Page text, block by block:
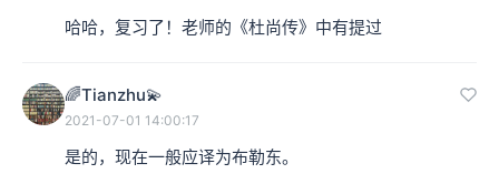
哈哈，复习了！老师的《杜尚传》中有提过
🌈Tianzhu💫
2021-07-01 14:00:17
是的，现在一般应译为布勒东。